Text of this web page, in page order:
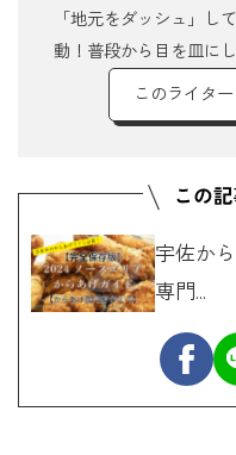
「地元をダッシュ」し
動！普段から目を皿に
このライタ
宇佐か
専門...